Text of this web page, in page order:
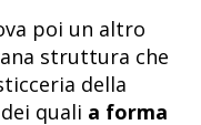
poi un altro
struttura che
della
quali a forma